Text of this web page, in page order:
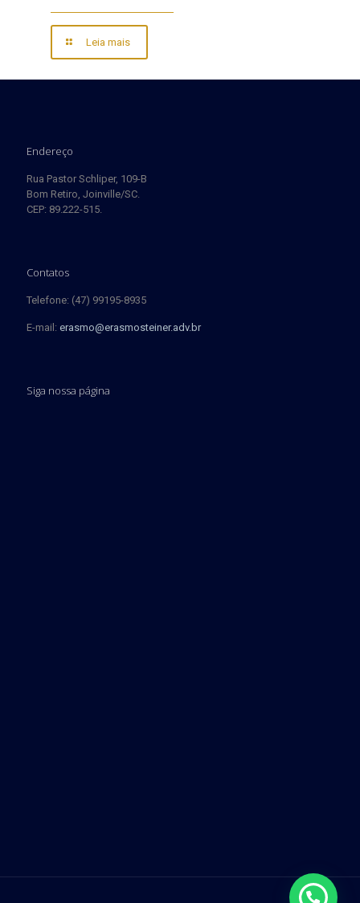
Leia mais
Endereço
Rua Pastor Schliper, 109-B
Bom Retiro, Joinville/SC.
CEP: 89.222-515.
Contatos
Telefone: (47) 99195-8935
E-mail: erasmo@erasmosteiner.adv.br
Siga nossa página